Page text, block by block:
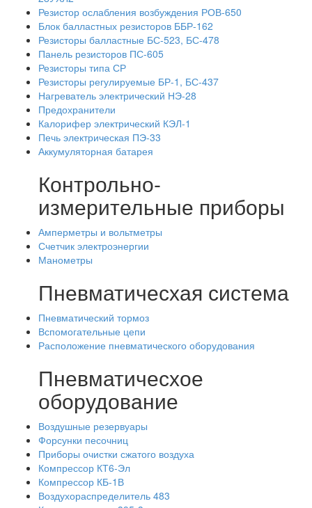
Резистор ослабления возбуждения РОВ-650
Блок балластных резисторов ББР-162
Резисторы балластные БС-523, БС-478
Панель резисторов ПС-605
Резисторы типа СР
Резисторы регулируемые БР-1, БС-437
Нагреватель электрический НЭ-28
Предохранители
Калорифер электрический КЭЛ-1
Печь электрическая ПЭ-33
Аккумуляторная батарея
Контрольно-
измерительные приборы
Амперметры и вольтметры
Счетчик электроэнергии
Манометры
Пневматичесхая система
Пневматический тормоз
Вспомогательные цепи
Расположение пневматического оборудования
Пневматичесхое
оборудование
Воздушные резервуары
Форсунки песочниц
Приборы очистки сжатого воздуха
Компрессор КТ6-Эл
Компрессор КБ-1В
Воздухораспределитель 483